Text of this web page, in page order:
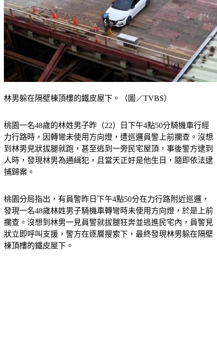
桃園一名48歲的林姓男子昨（22）日下午4點50分騎機車行經
力行路時，因轉彎未使用方向燈，遭巡邏員警上前攔查。沒想
到林男見狀拔腿就跑，甚至逃到一旁民宅屋頂，事後警方逮到
人時，發現林男為通緝犯，且當天正好是他生日，隨即依法逮
桃園分局指出，有員警昨日下午4點50分在力行路附近巡邏，
發現一名48歲林姓男子騎機車轉彎時未使用方向燈，於是上前
攔查。沒想到林男一見員警就拔腿狂奔並逃進民宅內，員警見
狀立即呼叫支援，警方在逐層搜索下，最終發現林男躲在隔壁